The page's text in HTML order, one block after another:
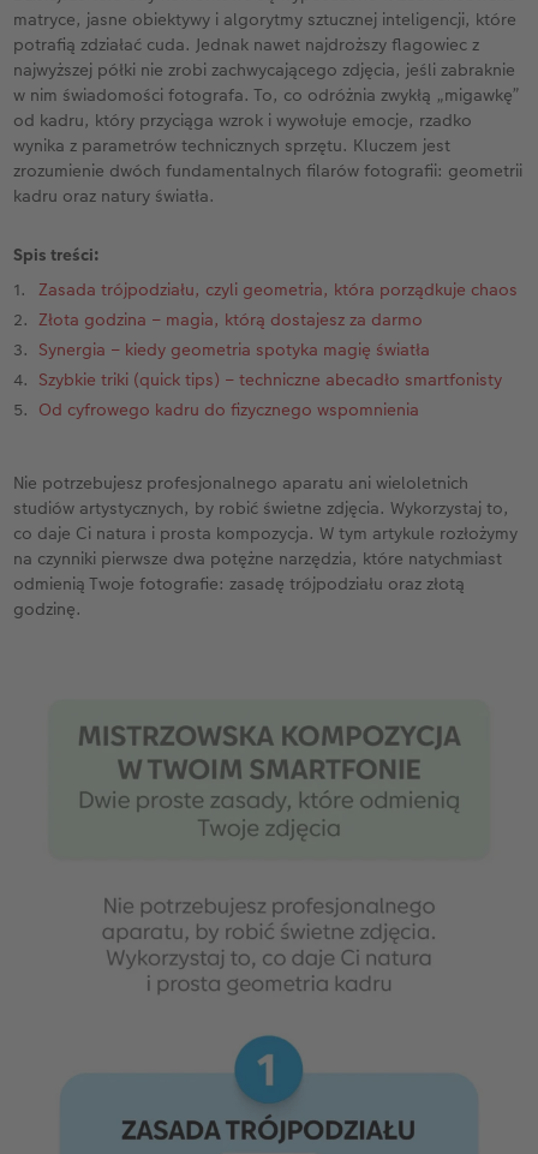
Kwadratowa XL
A5* pozioma
XXL pionowa
XXL pozioma
Fotoksiążka ślubna
Fotoksiążka urodzinowa
Fotoksiążka z podróży
Na roczek dziecka
Fotoksiążka kucharska
Przykłady klientów
Zdjęcie w ramce
Zdjęcia natychmiastowe
Zdjęcia kreatywne
Zdjęcia do dokumentów
Usługi analogowe
Pudełko ze zdjęciami
Fotonaklejki
Paski ze zdjęciami
Zdjęcia eko
Dodatki do zdjęć
Fotokartki
Gry i zabawki
Etui ze zdjęciem
Dla miłośników zwierząt
Fotoobraz na płycie Alu-Dibond
Fotopanel
Fotoobraz wieloczęściowy
hexxas
Fotoobraz na piance ze zdjęciem retro XXL
Tablica powitalna
Dodatki do fotoobrazów
Dodatki do fotoplakatów
Kalendarz dla babci i dziadka
Kalendarz dla mamy
Kalendarz dla niej
Kalendarz dla niego
Kalendarz dla dziadka
Kalendarz dla rodziny
Terminarz urodzinowy
Terminarz dla dwojga
Terminarz kuchenny
Terminarz ścienny roczny
Biuro obsługi klienta CEWE
Gwarancja satysfakcji
Urodziny
Kronika roczna
Wyprawka szkolna
Cytaty
Magazyn CEWE Fotoinspiracje
Konkursy fotograficzne CEWE
Konkurs CEWE Photo Award 2027
matryce, jasne obiektywy i algorytmy sztucznej inteligencji, które
potrafią zdziałać cuda. Jednak nawet najdroższy flagowiec z
najwyższej półki nie zrobi zachwycającego zdjęcia, jeśli zabraknie
w nim świadomości fotografa. To, co odróżnia zwykłą „migawkę”
od kadru, który przyciąga wzrok i wywołuje emocje, rzadko
wynika z parametrów technicznych sprzętu. Kluczem jest
zrozumienie dwóch fundamentalnych filarów fotografii: geometrii
kadru oraz natury światła.
Spis treści:
Zasada trójpodziału, czyli geometria, która porządkuje chaos
Złota godzina – magia, którą dostajesz za darmo
Synergia – kiedy geometria spotyka magię światła
Szybkie triki (quick tips) – techniczne abecadło smartfonisty
Od cyfrowego kadru do fizycznego wspomnienia
Nie potrzebujesz profesjonalnego aparatu ani wieloletnich
studiów artystycznych, by robić świetne zdjęcia. Wykorzystaj to,
co daje Ci natura i prosta kompozycja. W tym artykule rozłożymy
na czynniki pierwsze dwa potężne narzędzia, które natychmiast
odmienią Twoje fotografie: zasadę trójpodziału oraz złotą
godzinę.